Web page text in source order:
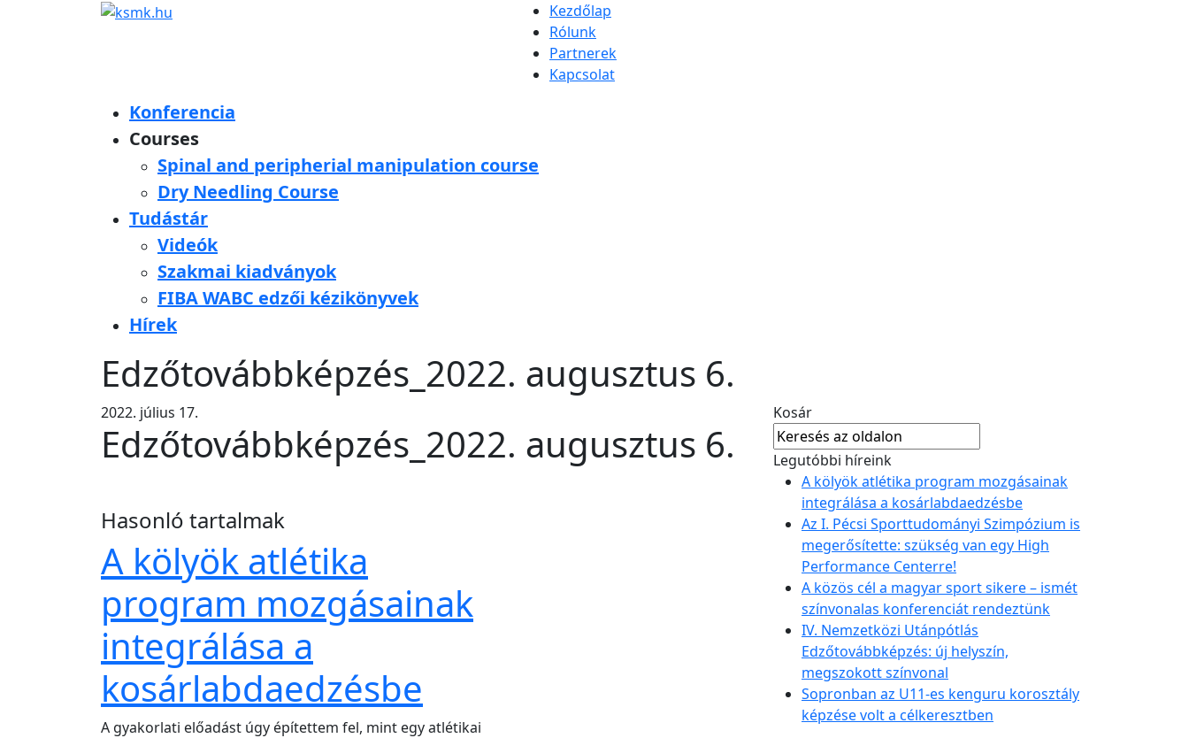
Kezdőlap
Rólunk
Partnerek
Kapcsolat
Konferencia
Courses
Spinal and peripherial manipulation course
Dry Needling Course
Tudástár
Videók
Szakmai kiadványok
FIBA WABC edzői kézikönyvek
Hírek
Edzőtovábbképzés_2022. augusztus 6.
2022. július 17.
Edzőtovábbképzés_2022. augusztus 6.
Hasonló tartalmak
A kölyök atlétika
program mozgásainak
integrálása a
kosárlabdaedzésbe
A gyakorlati előadást úgy építettem fel, mint egy atlétikai
Kosár
Legutóbbi híreink
A kölyök atlétika program mozgásainak
integrálása a kosárlabdaedzésbe
Az I. Pécsi Sporttudományi Szimpózium is
megerősítette: szükség van egy High
Performance Centerre!
A közös cél a magyar sport sikere – ismét
színvonalas konferenciát rendeztünk
IV. Nemzetközi Utánpótlás
Edzőtovábbképzés: új helyszín,
megszokott színvonal
Sopronban az U11-es kenguru korosztály
képzése volt a célkeresztben